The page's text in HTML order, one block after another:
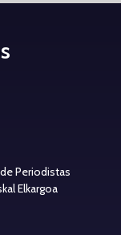
Periodistas
Elkargoa